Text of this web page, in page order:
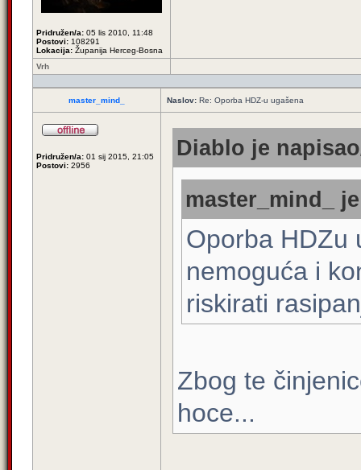
Pridružen/a: 05 lis 2010, 11:48
Postovi: 108291
Lokacija: Županija Herceg-Bosna
Vrh
master_mind_ Naslov: Re: Oporba HDZ-u ugašena
Pridružen/a: 01 sij 2015, 21:05
Postovi: 2956
Diablo je
master_mind_
Oporba HDZu
nemoguća i
riskirati
Zbog te
hoce...